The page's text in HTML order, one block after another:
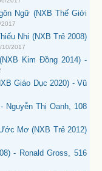
Ngữ (NXB Thế Giới
2017
Nhi (NXB Trẻ 2008)
10/2017
Kim Đồng 2014) -
Giáo Dục 2020) - Vũ
Nguyễn Thị Oanh, 108
Mơ (NXB Trẻ 2012)
- Ronald Gross, 516